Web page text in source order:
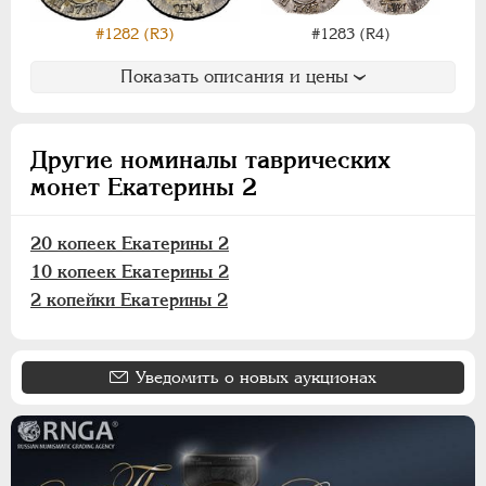
#1282 (R3) #1283 (R4)
Показать описания и цены
Другие номиналы таврических
монет Екатерины 2
20 копеек Екатерины 2
10 копеек Екатерины 2
2 копейки Екатерины 2
Уведомить о новых аукционах
АЛЕКСАНДР I 1801-1825
НИКОЛАЙ II 1894-1917
ВРЕМЕННОЕ ПРАВ. 1917-1918